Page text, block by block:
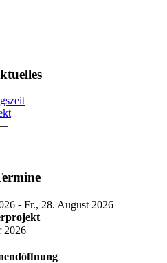
- Fr., 28. August 2026
2026